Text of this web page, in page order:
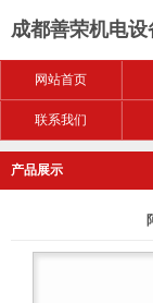
成都善荣机电设
网站首页
联系我们
产品展示